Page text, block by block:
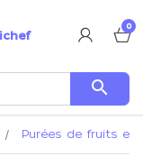
0
search
Purées de fruits et